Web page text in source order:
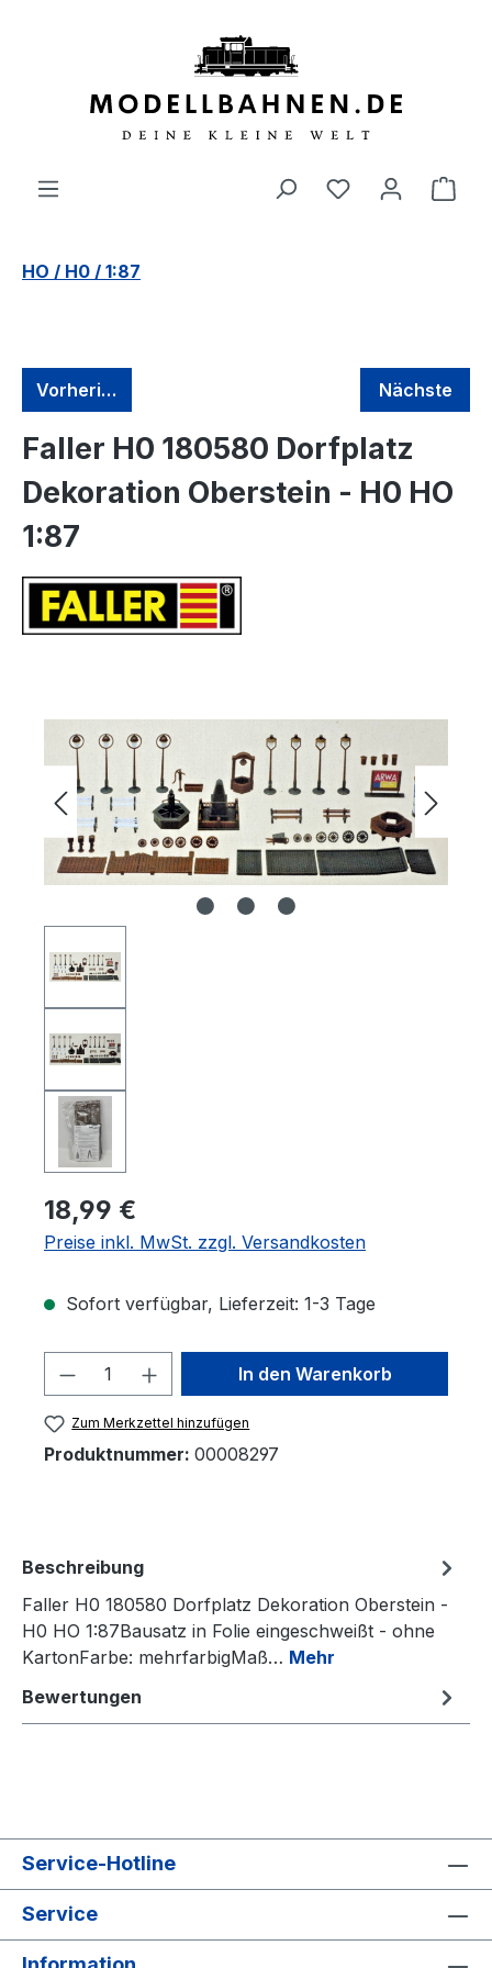
HO / H0 / 1:87
Vorherige Nächste
Faller H0 180580 Dorfplatz
Dekoration Oberstein - H0 HO
1:87
18,99 €
Preise inkl. MwSt. zzgl. Versandkosten
Sofort verfügbar, Lieferzeit: 1-3 Tage
Produkt Anzahl: Gib den
In den Warenkorb
Zum Merkzettel hinzufügen
Produktnummer: 00008297
Beschreibung
Faller H0 180580 Dorfplatz Dekoration Oberstein -
H0 HO 1:87Bausatz in Folie eingeschweißt - ohne
KartonFarbe: mehrfarbigMaß… Mehr
Bewertungen
Service-Hotline
Service